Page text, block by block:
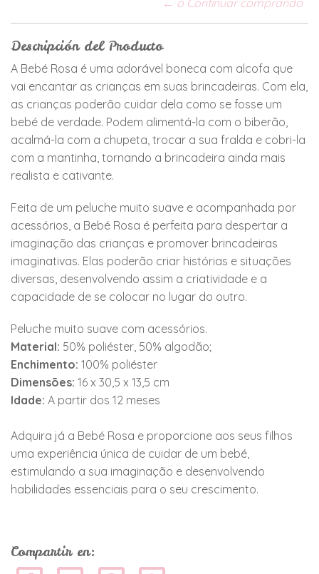
Descripción del Producto
A Bebé Rosa é uma adorável boneca com alcofa que
vai encantar as crianças em suas brincadeiras. Com ela,
as crianças poderão cuidar dela como se fosse um
bebé de verdade. Podem alimentá-la com o biberão,
acalmá-la com a chupeta, trocar a sua fralda e cobri-la
com a mantinha, tornando a brincadeira ainda mais
realista e cativante.
Feita de um peluche muito suave e acompanhada por
acessórios, a Bebé Rosa é perfeita para despertar a
imaginação das crianças e promover brincadeiras
imaginativas. Elas poderão criar histórias e situações
diversas, desenvolvendo assim a criatividade e a
capacidade de se colocar no lugar do outro.
Peluche muito suave com acessórios.
Material: 50% poliéster, 50% algodão;
Enchimento: 100% poliéster
Dimensões: 16 x 30,5 x 13,5 cm
Idade: A partir dos 12 meses
Adquira já a Bebé Rosa e proporcione aos seus filhos
uma experiência única de cuidar de um bebé,
estimulando a sua imaginação e desenvolvendo
habilidades essenciais para o seu crescimento.
Compartir en: